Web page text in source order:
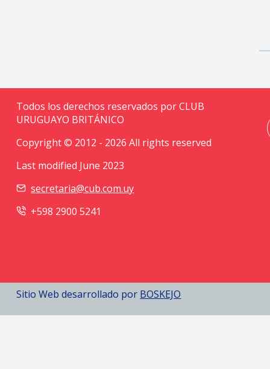
Todos los derechos reservados por CLUB
URUGUAYO BRITÁNICO
Copyright © 2012 - 2026 All rights reserved
Last modified June 2023
secretaria@cub.com.uy
+598 2900 5241
Sitio Web desarrollado por BOSKEJO